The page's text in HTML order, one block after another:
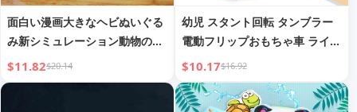
面白い漫画大きなヘビぬいぐる
み新シミュレーション動物の大
きなサイズ
$11.82$20.14
幼児 スタント回転 タンブラー
電動フリップおもちゃ車 ライト
＆ミュージック付き
$10.17$16.92